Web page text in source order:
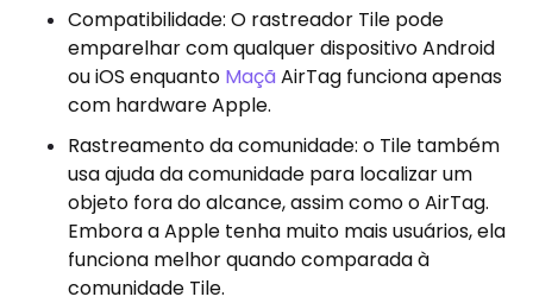
Compatibilidade: O rastreador Tile pode
emparelhar com qualquer dispositivo Android
ou iOS enquanto Maçã AirTag funciona apenas
com hardware Apple.
Rastreamento da comunidade: o Tile também
usa ajuda da comunidade para localizar um
objeto fora do alcance, assim como o AirTag.
Embora a Apple tenha muito mais usuários, ela
funciona melhor quando comparada à
comunidade Tile.